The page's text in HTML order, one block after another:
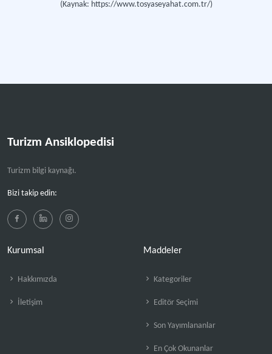
(Kaynak: https://www.tosyaseyahat.com.tr/)
Turizm Ansiklopedisi
Turizm bilgi kaynağı.
Bizi takip edin:
Kurumsal
Hakkımızda
İletişim
Maddeler
Kategoriler
Editör Seçimi
Son Yayımlananlar
En Çok Okunanlar